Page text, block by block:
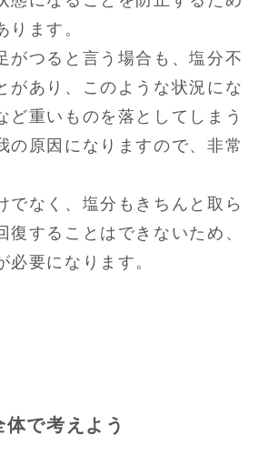
ります。
がつると言う場合も、塩分不
があり、このような状況にな
ど重いものを落としてしまう
の原因になりますので、非常
でなく、塩分もきちんと取ら
復することはできないため、
必要になります。
で考えよう